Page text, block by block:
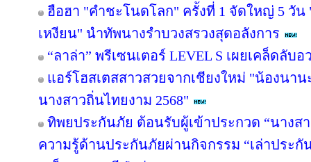
ฮือฮา "คำชะโนดโลก" ครั้งที่ 1 จัดใหญ่ 5 วั
เหงียน" นำทัพนางรำบวงสรวงสุดอลังการ
“ลาล่า” พรีเซนเตอร์ LEVEL S เผยเคล็ดลั
แอร์โฮสเตสสาวสวยจากเชียงใหม่ "น้องนา
นางสาวถิ่นไทยงาม 2568"
ทิพยประกันภัย ต้อนรับผู้เข้าประกวด “นางสา
ความรู้ด้านประกันภัยผ่านกิจกรรม “เล่าประกั